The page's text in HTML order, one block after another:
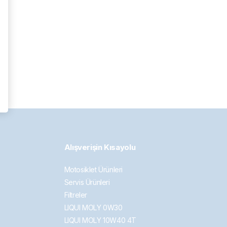
Alışverişin Kısayolu
Motosiklet Ürünleri
Servis Ürünleri
Filtreler
LIQUI MOLY 0W30
LIQUI MOLY 10W40 4T